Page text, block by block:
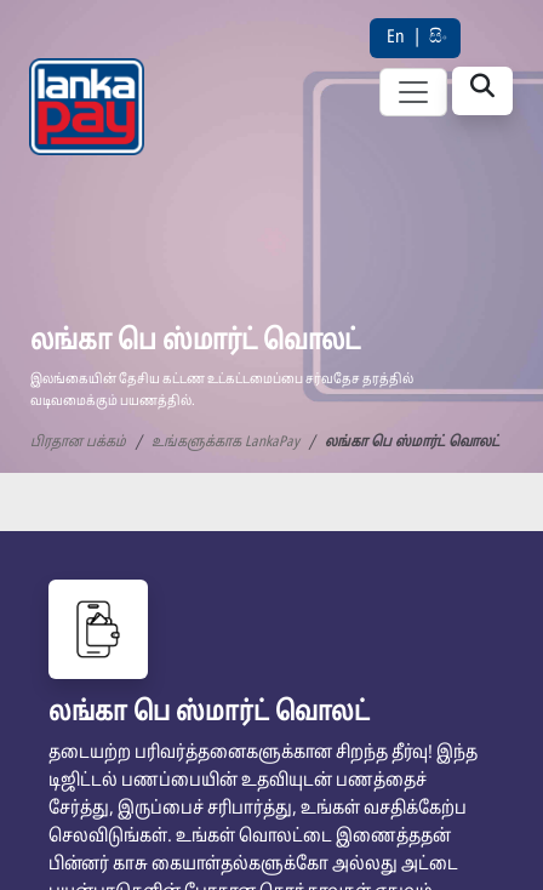
En සිං
லங்கா பெ ஸ்மார்ட் வொலட்
இலங்கையின் தேசிய கட்டண உட்கட்டமைப்பை சர்வதேச தரத்தில்
வடிவமைக்கும் பயணத்தில்.
பிரதான பக்கம் உங்களுக்காக LankaPay லங்கா பெ ஸ்மார்ட் வொலட்
லங்கா பெ ஸ்மார்ட் வொலட்
தடையற்ற பரிவர்த்தனைகளுக்கான சிறந்த தீர்வு! இந்த
டிஜிட்டல் பணப்பையின் உதவியுடன் பணத்தைச்
சேர்த்து, இருப்பைச் சரிபார்த்து, உங்கள் வசதிக்கேற்ப
செலவிடுங்கள். உங்கள் வொலட்டை இணைத்ததன்
பின்னர் காசு கையாள்தல்களுக்கோ அல்லது அட்டை